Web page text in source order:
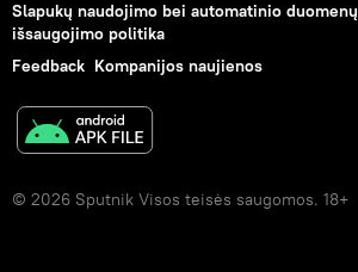
Slapukų naudojimo bei automatinio duomenų
išsaugojimo politika
Feedback Kompanijos naujienos
© 2026 Sputnik Visos teisės saugomos. 18+